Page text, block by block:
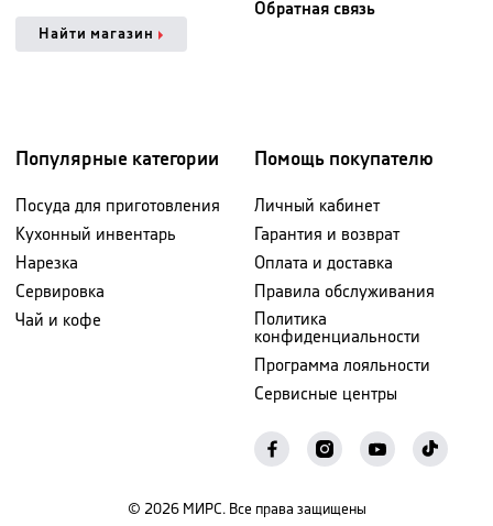
Найти магазин
Обратная связь
Популярные категории
Посуда для приготовления
Кухонный инвентарь
Нарезка
Сервировка
Чай и кофе
Помощь покупателю
Личный кабинет
Гарантия и возврат
Оплата и доставка
Правила обслуживания
Политика
конфиденциальности
Программа лояльности
Сервисные центры
© 2026 МИРС. Все права защищены